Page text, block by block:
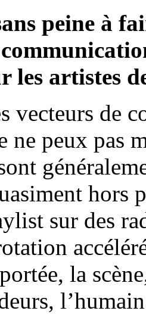
peine à
les artistes
vecteurs de
ne peux pas
hors
sur des
la